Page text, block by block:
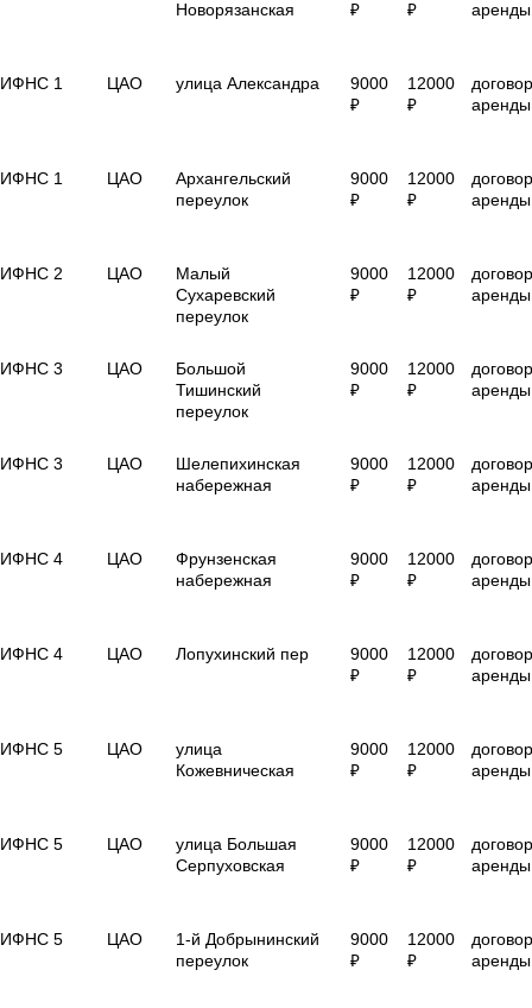
Новорязанская
₽
₽
аренды
ИФНС 1 ЦАО улица Александра
9000
₽
12000
₽
договор
аренды
ИФНС 1 ЦАО
Архангельский
переулок
9000
₽
12000
₽
договор
аренды
ИФНС 2 ЦАО
Малый
Сухаревский
переулок
9000
₽
12000
₽
договор
аренды
ИФНС 3 ЦАО
Большой
Тишинский
переулок
9000
₽
12000
₽
договор
аренды
ИФНС 3 ЦАО
Шелепихинская
набережная
9000
₽
12000
₽
договор
аренды
ИФНС 4 ЦАО
Фрунзенская
набережная
9000
₽
12000
₽
договор
аренды
ИФНС 4 ЦАО Лопухинский пер
9000
₽
12000
₽
договор
аренды
ИФНС 5 ЦАО
улица
Кожевническая
9000
₽
12000
₽
договор
аренды
ИФНС 5 ЦАО
улица Большая
Серпуховская
9000
₽
12000
₽
договор
аренды
ИФНС 5 ЦАО
1-й Добрынинский
переулок
9000
₽
12000
₽
договор
аренды